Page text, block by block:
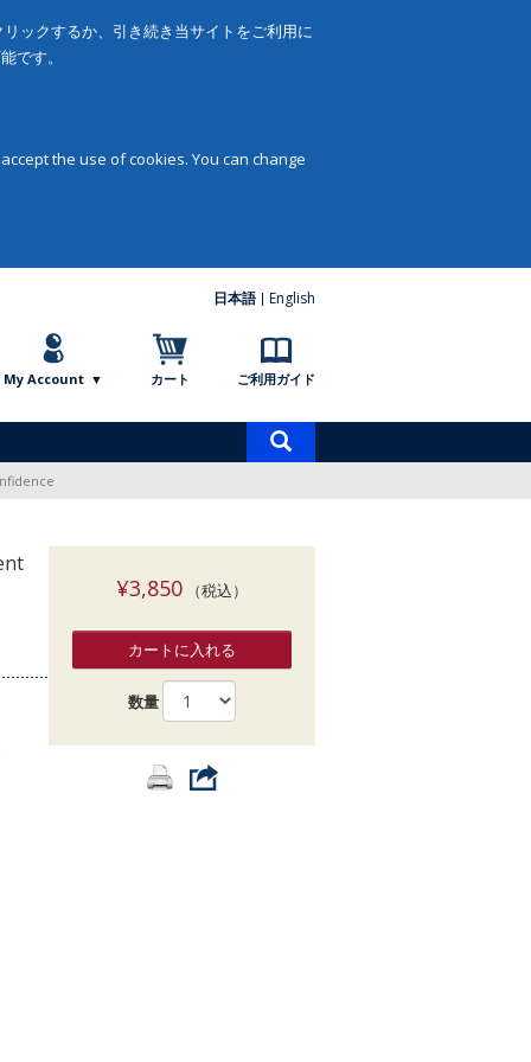
ックするか、引き続き当サイトをご利用に
です。
the use of cookies. You can change
日本語 English
My Account カート ご利用ガイド
索
¥3,850（税込）
カートに入れる
数量